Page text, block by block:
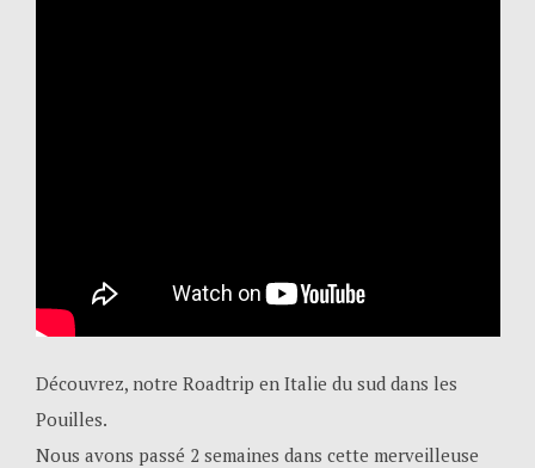
Découvrez, notre Roadtrip en Italie du sud dans les
Pouilles.
Nous avons passé 2 semaines dans cette merveilleuse